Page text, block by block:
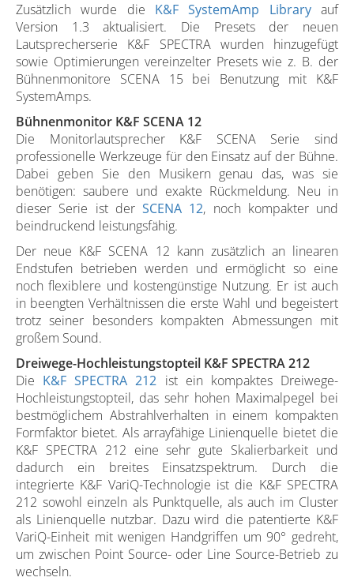
Zusätzlich wurde die K&F SystemAmp Libraryauf
Version 1.3 aktualisiert. Die Presets der neuen
Lautsprecherserie K&F SPECTRA wurden hinzugefügt
sowie Optimierungen vereinzelter Presets wie z. B. der
Bühnenmonitore SCENA 15 bei Benutzung mit K&F
SystemAmps.
Bühnenmonitor K&F SCENA 12
Die Monitorlautsprecher K&F SCENA Serie sind
professionelle Werkzeuge für den Einsatz auf der Bühne.
Dabei geben Sie den Musikern genau das, was sie
benötigen: saubere und exakte Rückmeldung. Neu in
dieser Serie ist der SCENA 12, noch kompakter und
beindruckend leistungsfähig.
Der neue K&F SCENA 12 kann zusätzlich an linearen
Endstufen betrieben werden und ermöglicht so eine
noch flexiblere und kostengünstige Nutzung. Er ist auch
in beengten Verhältnissen die erste Wahl und begeistert
trotz seiner besonders kompakten Abmessungen mit
großem Sound.
Dreiwege-Hochleistungstopteil K&F SPECTRA 212
Die K&F SPECTRA 212 ist ein kompaktes Dreiwege-
Hochleistungstopteil, das sehr hohen Maximalpegel bei
bestmöglichem Abstrahlverhalten in einem kompakten
Formfaktor bietet. Als arrayfähige Linienquelle bietet die
K&F SPECTRA 212 eine sehr gute Skalierbarkeit und
dadurch ein breites Einsatzspektrum. Durch die
integrierte K&F VariQ-Technologie ist die K&F SPECTRA
212 sowohl einzeln als Punktquelle, als auch im Cluster
als Linienquelle nutzbar. Dazu wird die patentierte K&F
VariQ-Einheit mit wenigen Handgriffen um 90° gedreht,
um zwischen Point Source- oder Line Source-Betrieb zu
wechseln.